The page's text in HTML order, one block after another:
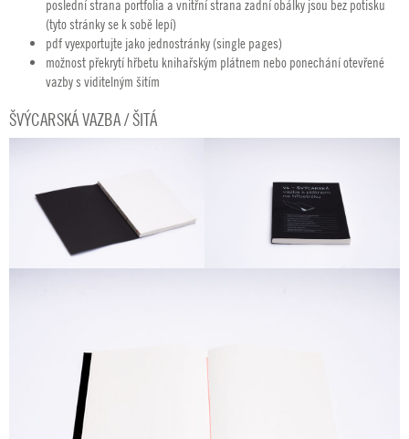
poslední strana portfolia a vnitřní strana zadní obálky jsou bez potisku
(tyto stránky se k sobě lepí)
pdf vyexportujte jako jednostránky (single pages)
možnost překrytí hřbetu knihařským plátnem nebo ponechání otevřené
vazby s viditelným šitím
ŠVÝCARSKÁ VAZBA / ŠITÁ